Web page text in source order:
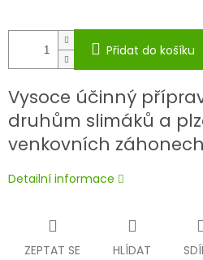
Přidat do košíku
Vysoce účinný
druhům slimáků a
venkovních záhonech
Detailní informace
ZEPTAT SE HLÍDAT